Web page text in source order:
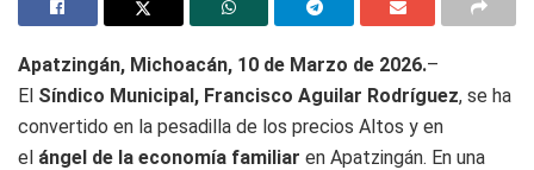
Apatzingán, Michoacán, 10 de Marzo de 2026.–
El Síndico Municipal, Francisco Aguilar Rodríguez, se ha
convertido en la pesadilla de los precios Altos y en
el ángel de la economía familiar en Apatzingán. En una